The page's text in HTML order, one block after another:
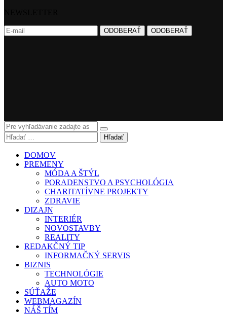
Hľadať
DOMOV
PREMENY
MÓDA A ŠTÝL
PORADENSTVO A PSYCHOLÓGIA
CHARITATÍVNE PROJEKTY
ZDRAVIE
DIZAJN
INTERIÉR
NOVOSTAVBY
REALITY
REDAKČNÝ TIP
INFORMAČNÝ SERVIS
BIZNIS
TECHNOLÓGIE
AUTO MOTO
SÚŤAŽE
WEBMAGAZÍN
NÁŠ TÍM